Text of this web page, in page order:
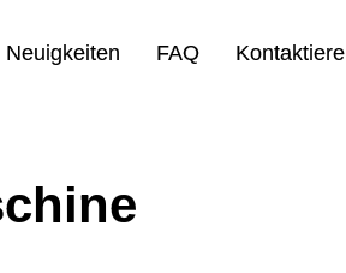
Neuigkeiten FAQ